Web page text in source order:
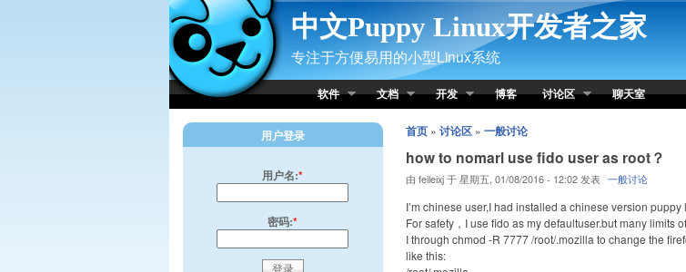
Skip to Content
中文Puppy Linux开发者之家
专注于方便易用的小型Linux系统
软件 文档 开发 博客 讨论区 聊天室
首页» 讨论区» 一般讨论
how to nomarl use fido user as root？
由 feileixj 于 星期五, 01/08/2016 - 12:02 发表 一般讨论
I’m chinese user,I had installed a chinese version
For safety，I use fido as my defaultuser.but many limits
I through chmod -R 7777 /root/.mozilla to change the
like this:
用户登录
用户名:*
密码:*